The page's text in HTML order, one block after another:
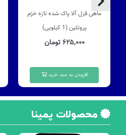
ماهی قزل آلا پاک شده تازه خرّم
پروتئین (1 کیلویی)
۶۲۵,۰۰۰ تومان
افزودن به سبد خرید
محصولات پمینا